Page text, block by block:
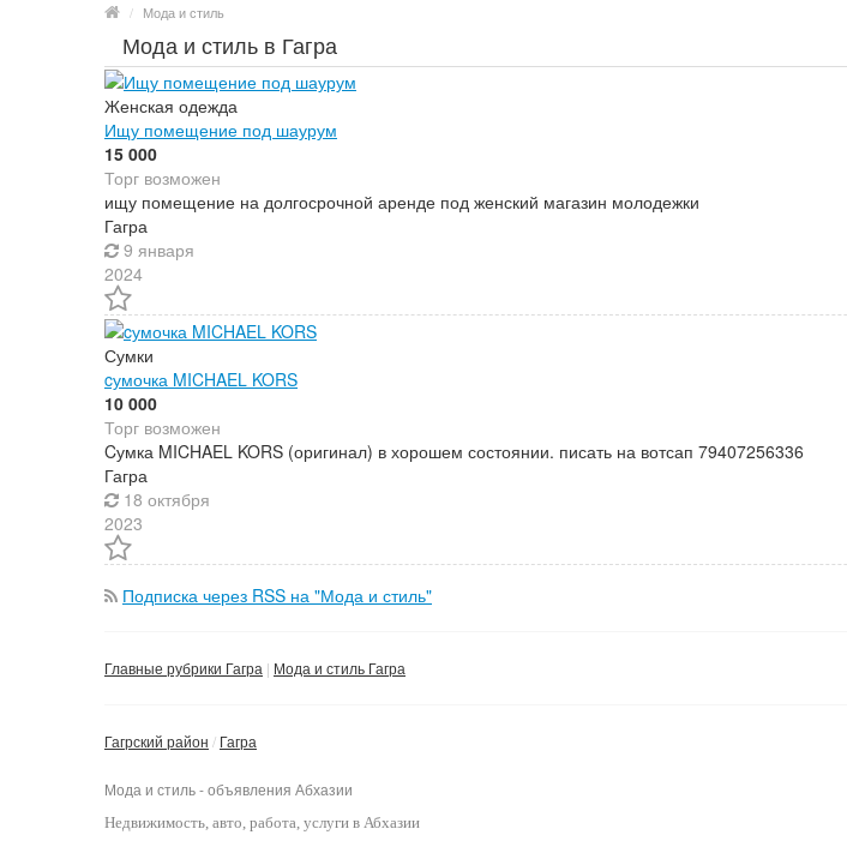
/ Мода и стиль
Мода и стиль в Гагра
Женская одежда
Ищу помещение под шаурум
15 000
Торг возможен
ищу помещение на долгосрочной аренде под женский магазин молодежки
Гагра
9 января
2024
Сумки
cумочка MICHAEL KORS
10 000
Торг возможен
Cумка MICHAEL KORS (оригинал) в хорошем состоянии. писать на вотсап 79407256336
Гагра
18 октября
2023
Подписка через RSS на "Мода и стиль"
Главные рубрики Гагра Мода и стиль Гагра
Гагрский район Гагра
Мода и стиль - объявления Абхазии
Недвижимость , авто, работа, услуги в Абхазии